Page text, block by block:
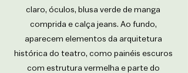
claro, óculos, blusa verde de manga
comprida e calça jeans. Ao fundo,
aparecem elementos da arquitetura
histórica do teatro, como painéis escuros
com estrutura vermelha e parte do